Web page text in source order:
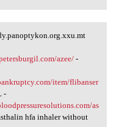
azee/-
item/flibanser
-
as
hfa inhaler without